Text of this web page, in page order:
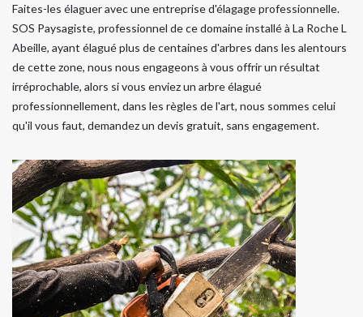
Faites-les élaguer avec une entreprise d'élagage professionnelle.
SOS Paysagiste, professionnel de ce domaine installé à La Roche L
Abeille, ayant élagué plus de centaines d'arbres dans les alentours
de cette zone, nous nous engageons à vous offrir un résultat
irréprochable, alors si vous enviez un arbre élagué
professionnellement, dans les règles de l'art, nous sommes celui
qu'il vous faut, demandez un devis gratuit, sans engagement.